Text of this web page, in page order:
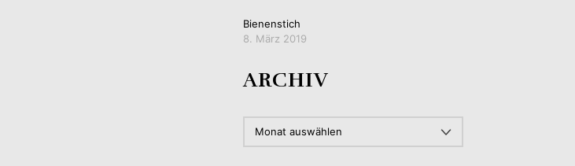
Bienenstich
8. März 2019
ARCHIV